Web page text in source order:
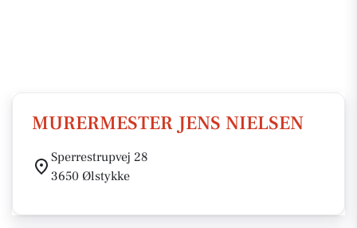
MURERMESTER JENS NIELSEN
Sperrestrupvej 28
3650 Ølstykke